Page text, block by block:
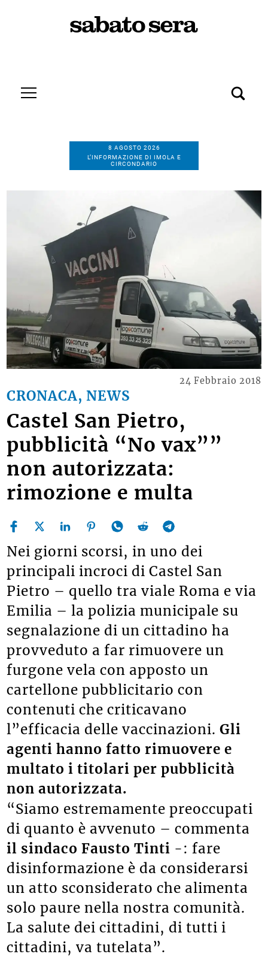
8 AGOSTO 2026
L’INFORMAZIONE DI IMOLA E
CIRCONDARIO
CRONACA, NEWS
24 Febbraio 2018
Castel San Pietro,
pubblicità “No vax””
non autorizzata:
rimozione e multa
Nei giorni scorsi, in uno dei
principali incroci di Castel San
Pietro – quello tra viale Roma e via
Emilia – la polizia municipale su
segnalazione di un cittadino ha
provveduto a far rimuovere un
furgone vela con apposto un
cartellone pubblicitario con
contenuti che criticavano
l”efficacia delle vaccinazioni.Gli
agenti hanno fatto rimuovere e
multato i titolari per pubblicità
non autorizzata.
“Siamo estremamente preoccupati
di quanto è avvenuto – commenta
il sindaco Fausto Tinti -: fare
disinformazione è da considerarsi
un atto sconsiderato che alimenta
solo paure nella nostra comunità.
La salute dei cittadini, di tutti i
cittadini, va tutelata”.